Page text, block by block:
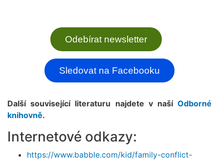
Odebírat newsletter
Sledovat na Facebooku
Další související literaturu najdete v naší Odborné
knihovně.
Internetové odkazy:
https://www.babble.com/kid/family-conflict-